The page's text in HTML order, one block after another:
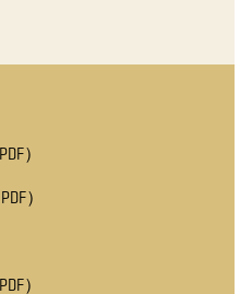
PDF
PDF
PDF